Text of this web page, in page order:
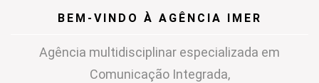
BEM-VINDO À AGÊNCIA IMER
Agência multidisciplinar especializada em
Comunicação Integrada,